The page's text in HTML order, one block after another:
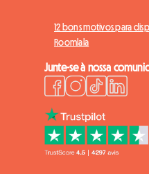
12 bons motivos para
Roomlala
Junte-se à nossa